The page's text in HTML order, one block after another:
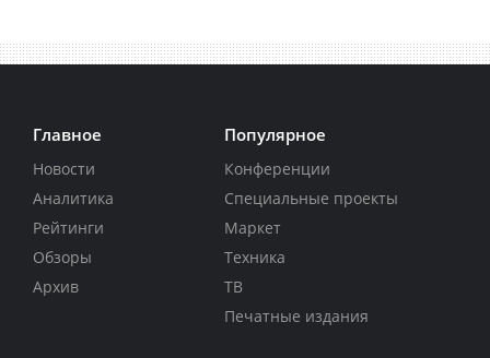
Главное
Новости
Аналитика
Рейтинги
Обзоры
Архив
Популярное
Конференции
Специальные проекты
Маркет
Техника
ТВ
Печатные издания